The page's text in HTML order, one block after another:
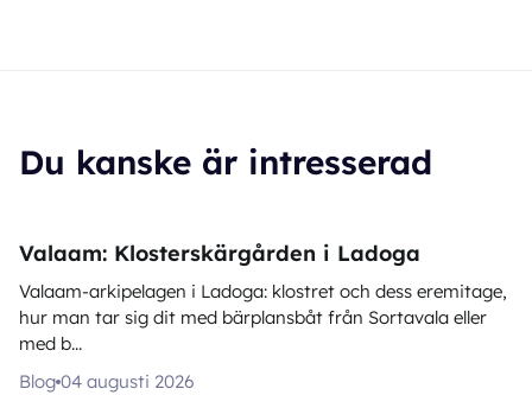
Du kanske är intresserad
Valaam: Klosterskärgården i Ladoga
Valaam-arkipelagen i Ladoga: klostret och dess eremitage,
hur man tar sig dit med bärplansbåt från Sortavala eller
med b...
Blog 04 augusti 2026